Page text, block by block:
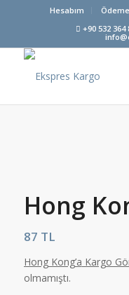
Hesabım Ödeme
+90 532 364
Hong
87 TL
Hong Kong’a Kargo
olmamıştı.